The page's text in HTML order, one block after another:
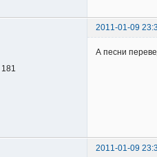
2011-01-09
181
А песни
2011-01-09